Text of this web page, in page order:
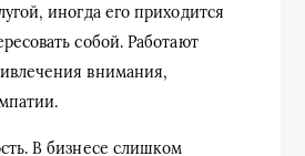
иногда его приходится
собой. Работают
внимания,
В бизнесе слишком